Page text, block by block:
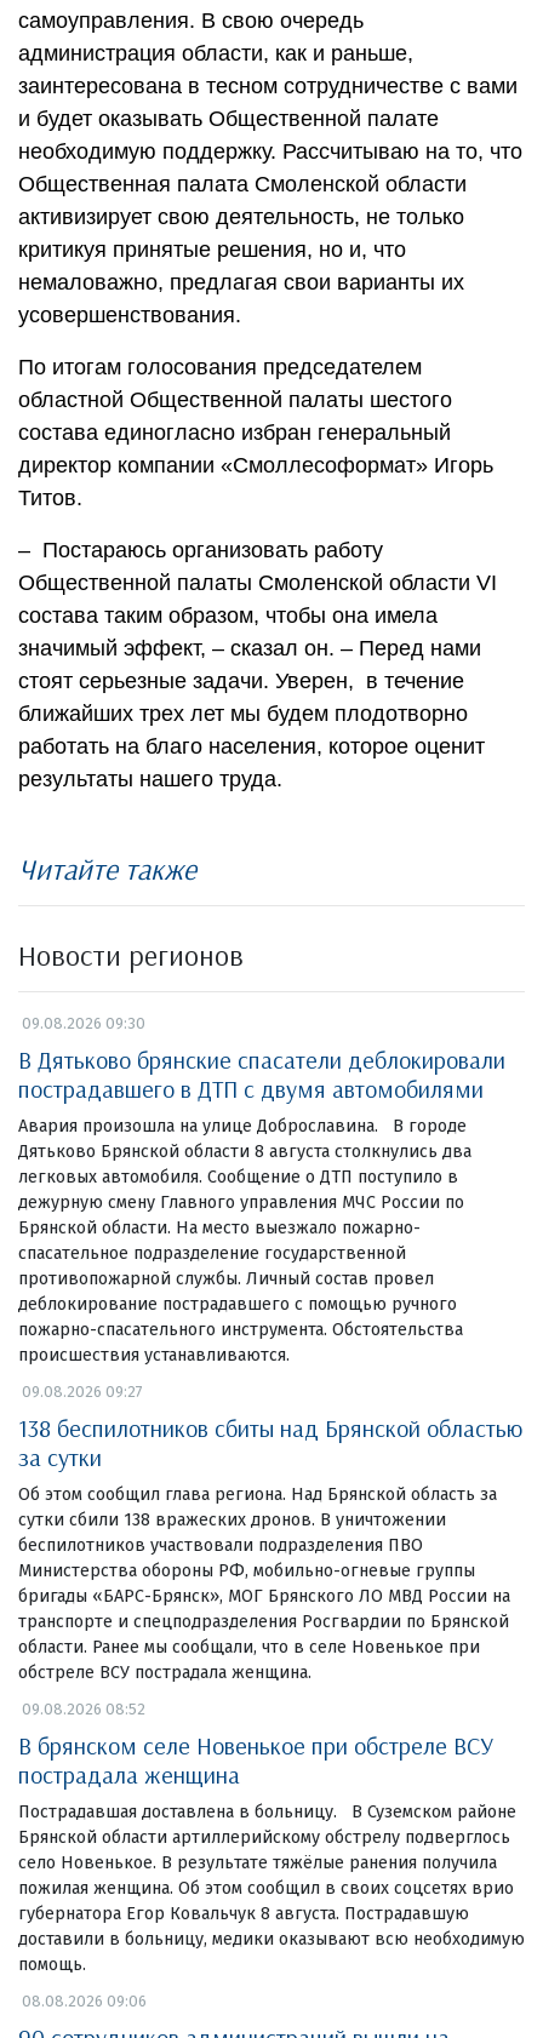
самоуправления. В свою очередь
администрация области, как и раньше,
заинтересована в тесном сотрудничестве с вами
и будет оказывать Общественной палате
необходимую поддержку. Рассчитываю на то, что
Общественная палата Смоленской области
активизирует свою деятельность, не только
критикуя принятые решения, но и, что
немаловажно, предлагая свои варианты их
усовершенствования.
По итогам голосования председателем
областной Общественной палаты шестого
состава единогласно избран генеральный
директор компании «Смоллесоформат» Игорь
Титов.
– Постараюсь организовать работу
Общественной палаты Смоленской области VI
состава таким образом, чтобы она имела
значимый эффект, – сказал он. – Перед нами
стоят серьезные задачи. Уверен, в течение
ближайших трех лет мы будем плодотворно
работать на благо населения, которое оценит
результаты нашего труда.
Читайте также
Новости регионов
09.08.2026 09:30
В Дятьково брянские спасатели деблокировали
пострадавшего в ДТП с двумя автомобилями
Авария произошла на улице Доброславина. В городе
Дятьково Брянской области 8 августа столкнулись два
легковых автомобиля. Сообщение о ДТП поступило в
дежурную смену Главного управления МЧС России по
Брянской области. На место выезжало пожарно-
спасательное подразделение государственной
противопожарной службы. Личный состав провел
деблокирование пострадавшего с помощью ручного
пожарно-спасательного инструмента. Обстоятельства
происшествия устанавливаются.
09.08.2026 09:27
138 беспилотников сбиты над Брянской областью
за сутки
Об этом сообщил глава региона. Над Брянской область за
сутки сбили 138 вражеских дронов. В уничтожении
беспилотников участвовали подразделения ПВО
Министерства обороны РФ, мобильно-огневые группы
бригады «БАРС-Брянск», МОГ Брянского ЛО МВД России на
транспорте и спецподразделения Росгвардии по Брянской
области. Ранее мы сообщали, что в селе Новенькое при
обстреле ВСУ пострадала женщина.
09.08.2026 08:52
В брянском селе Новенькое при обстреле ВСУ
пострадала женщина
Пострадавшая доставлена в больницу. В Суземском районе
Брянской области артиллерийскому обстрелу подверглось
село Новенькое. В результате тяжёлые ранения получила
пожилая женщина. Об этом сообщил в своих соцсетях врио
губернатора Егор Ковальчук 8 августа. Пострадавшую
доставили в больницу, медики оказывают всю необходимую
помощь.
08.08.2026 09:06